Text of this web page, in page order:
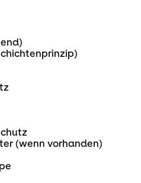
(wenn vorhanden)